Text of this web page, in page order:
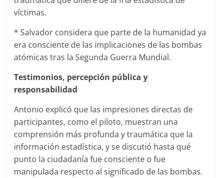
víctimas.
* Salvador considera que parte de la humanidad ya
era consciente de las implicaciones de las bombas
atómicas tras la Segunda Guerra Mundial.
Testimonios, percepción pública y
responsabilidad
Antonio explicó que las impresiones directas de
participantes, como el piloto, muestran una
comprensión más profunda y traumática que la
información estadística, y se discutió hasta qué
punto la ciudadanía fue consciente o fue
manipulada respecto al significado de las bombas.